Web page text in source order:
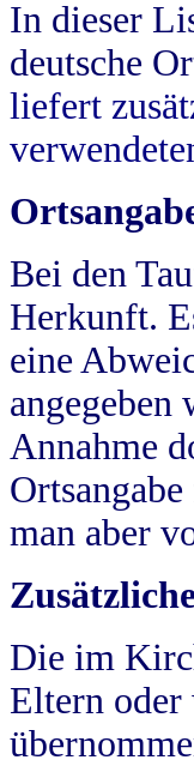
In dieser
deutsche
liefert
Bei den
Herkunft.
eine
angegeben
Annahme
man aber
Die im
Eltern oder